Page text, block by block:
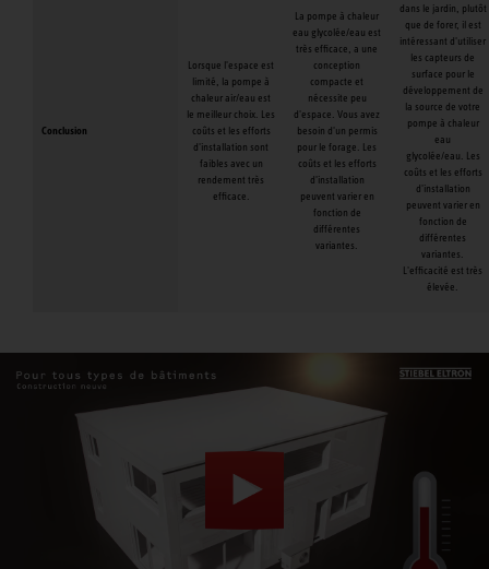
Conclusion
Lorsque l'espace est
limité, la pompe à
chaleur air/eau est
le meilleur choix. Les
coûts et les efforts
d'installation sont
faibles avec un
rendement très
efficace.
La pompe à chaleur
eau glycolée/eau est
très efficace, a une
conception
compacte et
nécessite peu
d'espace. Vous avez
besoin d'un permis
pour le forage. Les
coûts et les efforts
d'installation
peuvent varier en
fonction de
différentes
variantes.
dans le jardin, plutôt
que de forer, il est
intéressant d'utiliser
les capteurs de
surface pour le
développement de
la source de votre
pompe à chaleur
eau
glycolée/eau. Les
coûts et les efforts
d'installation
peuvent varier en
fonction de
différentes
variantes.
L'efficacité est très
élevée.